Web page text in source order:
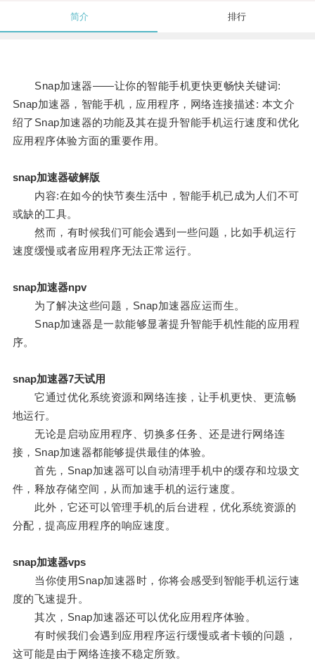
简介 排行
Snap加速器——让你的智能手机更快更畅快关键词:
Snap加速器，智能手机，应用程序，网络连接描述: 本文介
绍了Snap加速器的功能及其在提升智能手机运行速度和优化
应用程序体验方面的重要作用。
snap加速器破解版
内容:在如今的快节奏生活中，智能手机已成为人们不可
或缺的工具。
然而，有时候我们可能会遇到一些问题，比如手机运行
速度缓慢或者应用程序无法正常运行。
snap加速器npv
为了解决这些问题，Snap加速器应运而生。
Snap加速器是一款能够显著提升智能手机性能的应用程
序。
snap加速器7天试用
它通过优化系统资源和网络连接，让手机更快、更流畅
地运行。
无论是启动应用程序、切换多任务、还是进行网络连
接，Snap加速器都能够提供最佳的体验。
首先，Snap加速器可以自动清理手机中的缓存和垃圾文
件，释放存储空间，从而加速手机的运行速度。
此外，它还可以管理手机的后台进程，优化系统资源的
分配，提高应用程序的响应速度。
snap加速器vps
当你使用Snap加速器时，你将会感受到智能手机运行速
度的飞速提升。
其次，Snap加速器还可以优化应用程序体验。
有时候我们会遇到应用程序运行缓慢或者卡顿的问题，
这可能是由于网络连接不稳定所致。